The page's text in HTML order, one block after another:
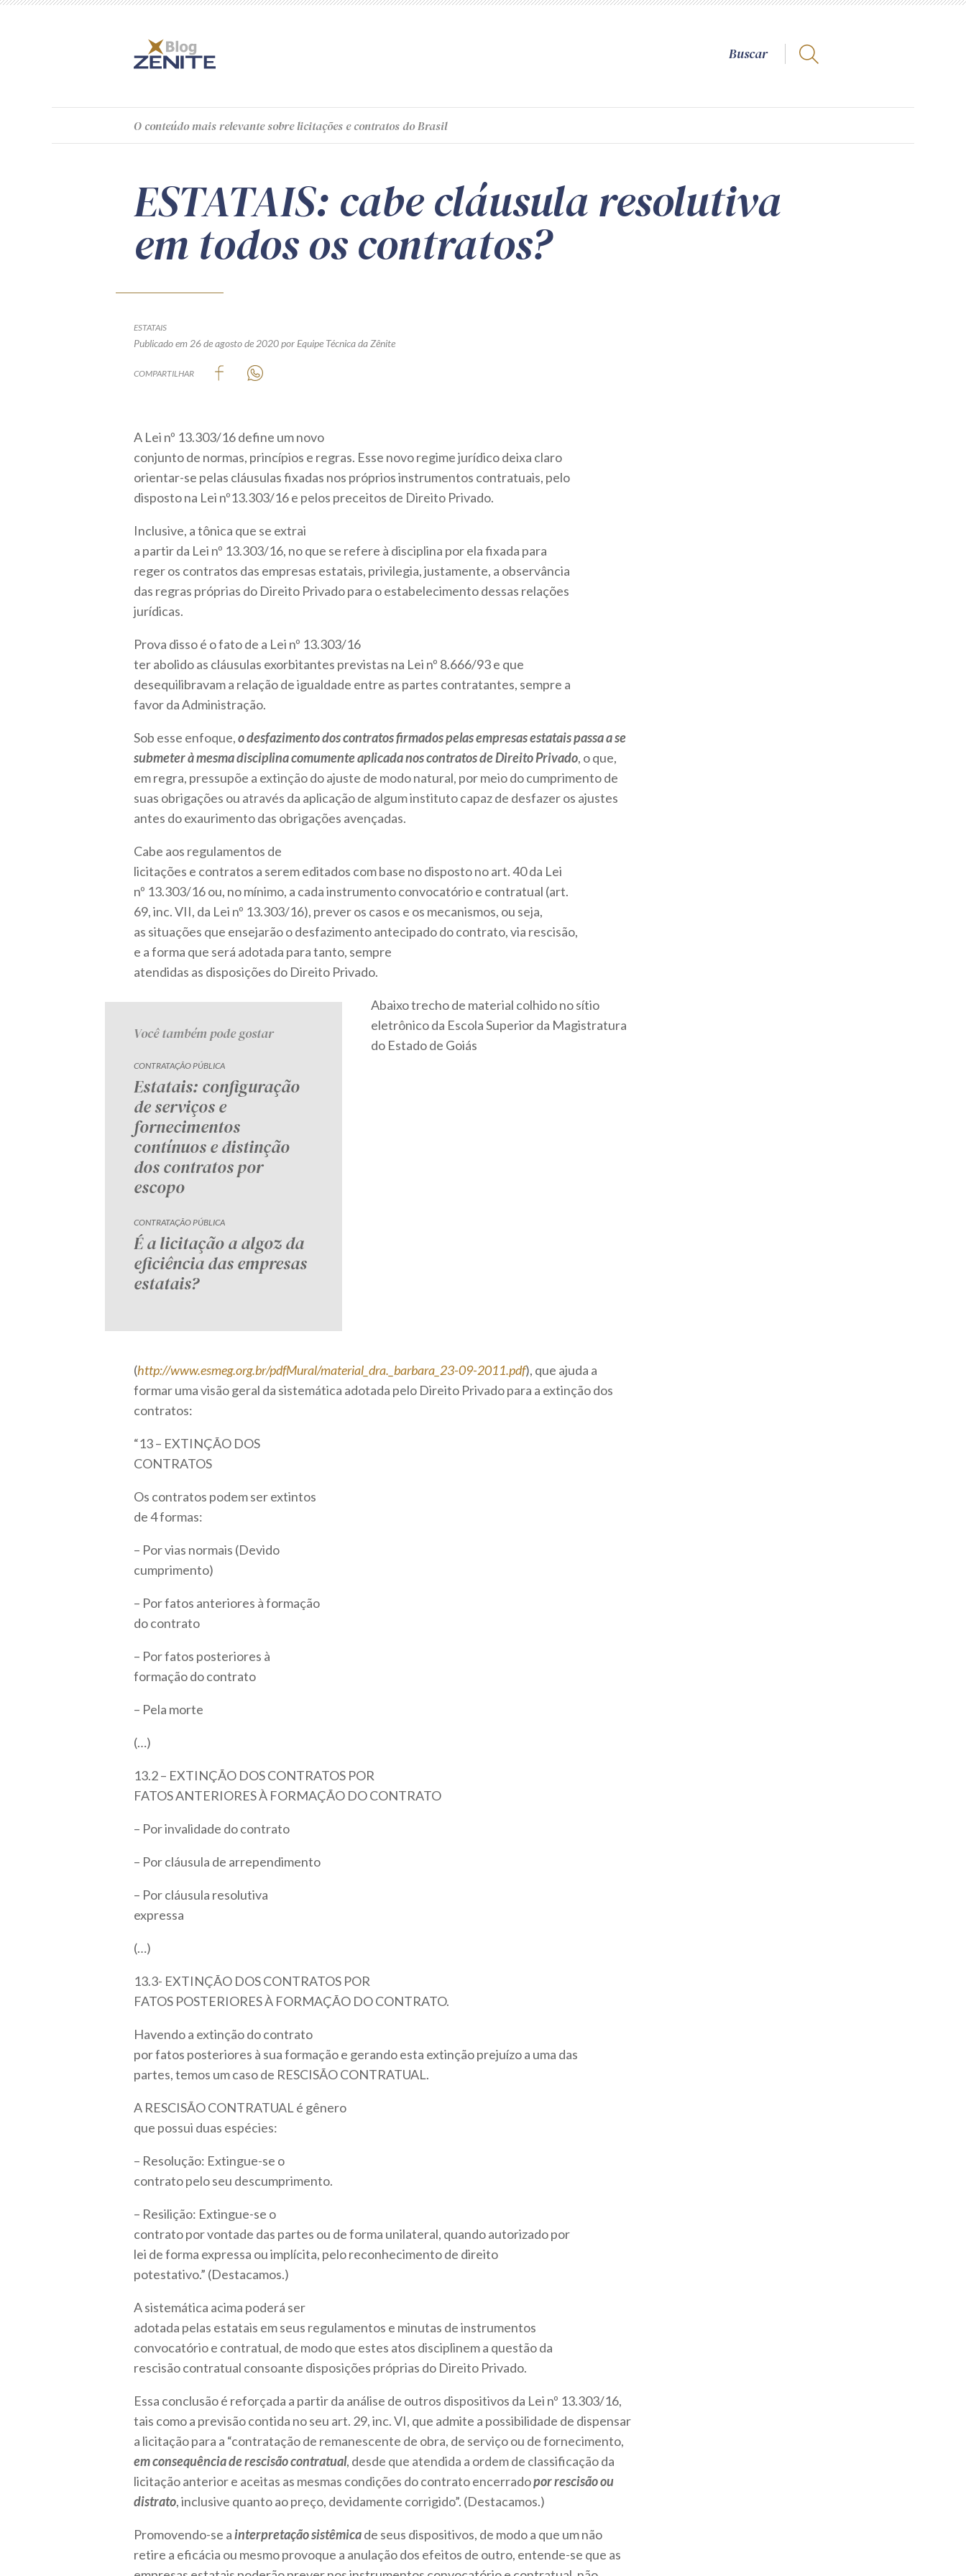
O conteúdomais relevante sobre licitações e contratos do Brasil
ESTATAIS: cabe cláusula resolutiva
em todos os contratos?
ESTATAIS
Publicado em 26 de agosto de 2020por Equipe Técnica da Zênite
COMPARTILHAR
A Lei nº 13.303/16 define um novo
conjunto de normas, princípios e regras. Esse novo regime jurídico deixa claro
orientar-se pelas cláusulas fixadas nos próprios instrumentos contratuais, pelo
disposto na Lei nº13.303/16 e pelos preceitos de Direito Privado.
Inclusive, a tônica que se extrai
a partir da Lei nº 13.303/16, no que se refere à disciplina por ela fixada para
reger os contratos das empresas estatais, privilegia, justamente, a observância
das regras próprias do Direito Privado para o estabelecimento dessas relações
jurídicas.
Prova disso é o fato de a Lei nº 13.303/16
ter abolido as cláusulas exorbitantes previstas na Lei nº 8.666/93 e que
desequilibravam a relação de igualdade entre as partes contratantes, sempre a
favor da Administração.
Sob esse enfoque,o desfazimento dos contratos firmados pelas empresas estatais passa a se
submeter à mesma disciplina comumente aplicada nos contratos de Direito Privado, o que,
em regra, pressupõe a extinção do ajuste de modo natural, por meio do cumprimento de
suas obrigações ou através da aplicação de algum instituto capaz de desfazer os ajustes
antes do exaurimento das obrigações avençadas.
Cabe aos regulamentos de
licitações e contratos a serem editados com base no disposto no art. 40 da Lei
nº 13.303/16 ou, no mínimo, a cada instrumento convocatório e contratual (art.
69, inc. VII, da Lei nº 13.303/16), prever os casos e os mecanismos, ou seja,
as situações que ensejarão o desfazimento antecipado do contrato, via rescisão,
e a forma que será adotada para tanto, sempre
atendidas as disposições do Direito Privado.
Você também pode gostar
CONTRATAÇÃO PÚBLICA
Estatais: configuração
de serviços e
fornecimentos
contínuos e distinção
dos contratos por
escopo
CONTRATAÇÃO PÚBLICA
É a licitação a algoz da
eficiência das empresas
estatais?
Abaixo trecho de material colhido no sítio
eletrônico da Escola Superior da Magistratura
do Estado de Goiás
(http://www.esmeg.org.br/pdfMural/material_dra._barbara_23-09-2011.pdf), que ajuda a
formar uma visão geral da sistemática adotada pelo Direito Privado para a extinção dos
contratos:
“13 – EXTINÇÃO DOS
CONTRATOS
Os contratos podem ser extintos
de 4 formas:
– Por vias normais (Devido
cumprimento)
– Por fatos anteriores à formação
do contrato
– Por fatos posteriores à
formação do contrato
– Pela morte
(…)
13.2 – EXTINÇÃO DOS CONTRATOS POR
FATOS ANTERIORES À FORMAÇÃO DO CONTRATO
– Por invalidade do contrato
– Por cláusula de arrependimento
– Por cláusula resolutiva
expressa
(…)
13.3- EXTINÇÃO DOS CONTRATOS POR
FATOS POSTERIORES À FORMAÇÃO DO CONTRATO.
Havendo a extinção do contrato
por fatos posteriores à sua formação e gerando esta extinção prejuízo a uma das
partes, temos um caso de RESCISÃO CONTRATUAL.
A RESCISÃO CONTRATUAL é gênero
que possui duas espécies:
– Resolução: Extingue-se o
contrato pelo seu descumprimento.
– Resilição: Extingue-se o
contrato por vontade das partes ou de forma unilateral, quando autorizado por
lei de forma expressa ou implícita, pelo reconhecimento de direito
potestativo.” (Destacamos.)
A sistemática acima poderá ser
adotada pelas estatais em seus regulamentos e minutas de instrumentos
convocatório e contratual, de modo que estes atos disciplinem a questão da
rescisão contratual consoante disposições próprias do Direito Privado.
Essa conclusão é reforçada a partir da análise de outros dispositivos da Lei nº 13.303/16,
tais como a previsão contida no seu art. 29, inc. VI, que admite a possibilidade de dispensar
a licitação para a “contratação de remanescente de obra, de serviço ou de fornecimento,
em consequência de rescisão contratual, desde que atendida a ordem de classificação da
licitação anterior e aceitas as mesmas condições do contrato encerradopor rescisão ou
distrato, inclusive quanto ao preço, devidamente corrigido”. (Destacamos.)
Promovendo-se ainterpretação sistêmicade seus dispositivos, de modo a que um não
retire a eficácia ou mesmo provoque a anulação dos efeitos de outro, entende-se que as